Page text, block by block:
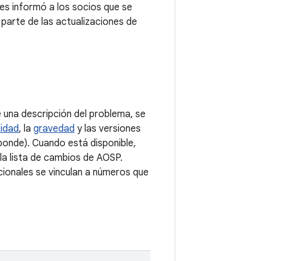
informó a los socios que se
de las actualizaciones de
descripción del problema, se
, la gravedad y las versiones
Cuando está disponible,
lista de cambios de AOSP.
se vinculan a números que